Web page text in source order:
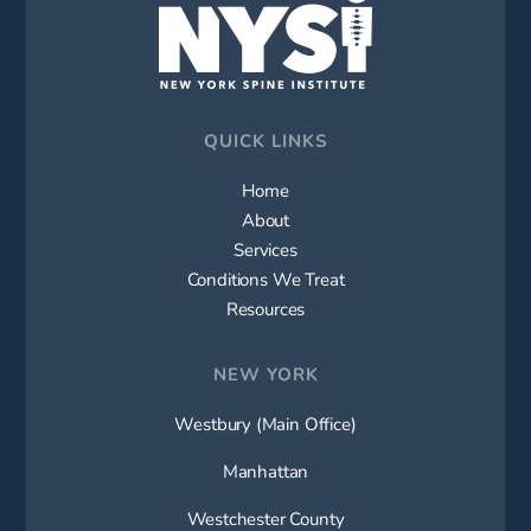
QUICK LINKS
Home
About
Services
Conditions We Treat
Resources
NEW YORK
Westbury (Main Office)
Manhattan
Westchester County